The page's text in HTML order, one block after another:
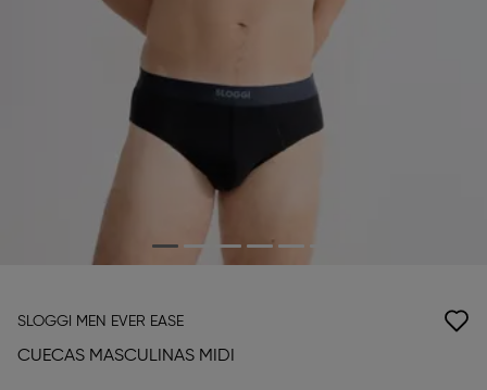
SLOGGI MEN EVER EASE
CUECAS MASCULINAS MIDI